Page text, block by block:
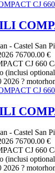
- Castel San
76700.00 €
CJ 660
(inclusi
?
- Castel San
76700.00 €
CJ 660
(inclusi
?